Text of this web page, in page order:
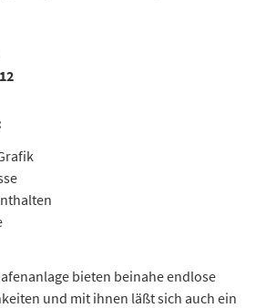
bieten beinahe endlose
und mit ihnen läßt sich auch ein